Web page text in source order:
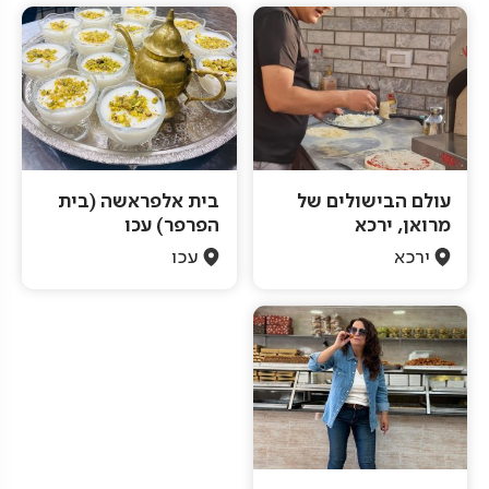
עולם הבישולים של
מרואן, ירכא
ירכא
בית אלפראשה (בית
הפרפר) עכו
עכו